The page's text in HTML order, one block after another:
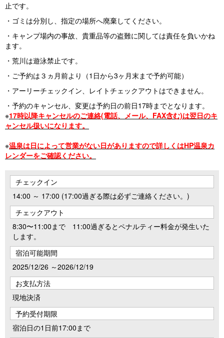
止です。
・ゴミは分別し、指定の場所へ廃棄してください。
・キャンプ場内の事故、貴重品等の盗難に関しては責任を負いかね
ます。
・荒川は遊泳禁止です。
・ご予約は３ヵ月前より（1日から3ヶ月末まで予約可能）
・アーリーチェックイン、レイトチェックアウトはできません。
・予約のキャンセル、変更は予約日の前日17時までとなります。
※17時以降キャンセルのご連絡(電話、メール、FAX含む)は翌日のキ
ャンセル扱いになります。
※温泉は日によって営業がない日がありますので詳しくはHP温泉カ
レンダーをご確認ください。
チェックイン
14:00 ～ 17:00 (17:00過ぎる際は必ずご連絡ください。)
チェックアウト
8:30〜11:00まで 11:00過ぎるとペナルティー料金が発生いた
します。
宿泊可能期間
2025/12/26 ～2026/12/19
お支払方法
現地決済
予約受付期限
宿泊日の1日前17:00まで